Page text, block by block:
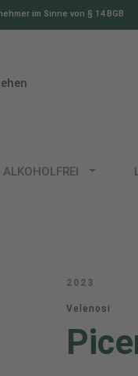
im Sinne von § 14 BGB
ALKOHOLFREI
2023
Velenosi